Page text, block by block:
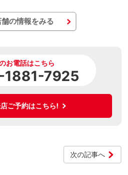
舗の情報をみる
お電話はこちら
7925
ご予約はこちら!
次の記事へ